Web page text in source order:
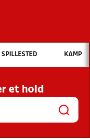
Hvad vil du søge efter?
OG NYHEDER
KLUBBER OG
SPILLESTED KAMP
et hold